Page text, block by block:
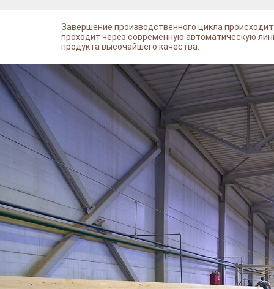
Завершение производственного цикла
проходит через современную автоматическую
продукта высочайшего качества.